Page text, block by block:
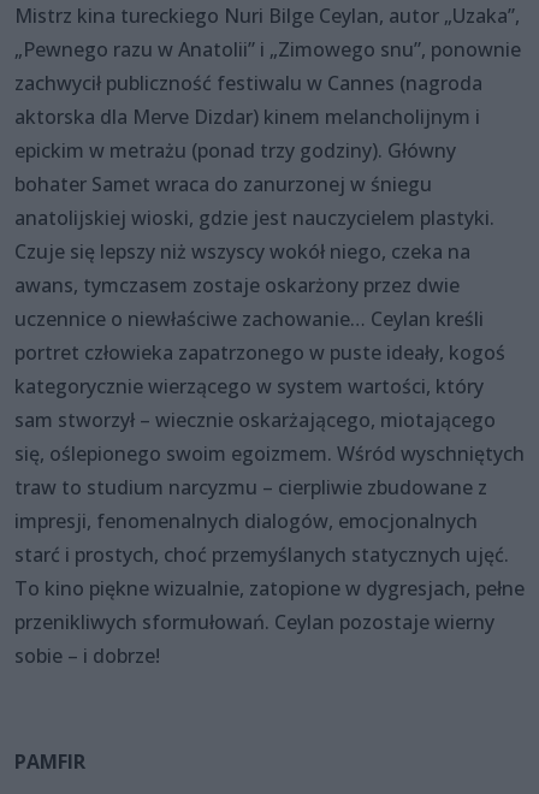
Mistrz kina tureckiego Nuri Bilge Ceylan, autor „Uzaka”,
„Pewnego razu w Anatolii” i „Zimowego snu”, ponownie
zachwycił publiczność festiwalu w Cannes (nagroda
aktorska dla Merve Dizdar) kinem melancholijnym i
epickim w metrażu (ponad trzy godziny). Główny
bohater Samet wraca do zanurzonej w śniegu
anatolijskiej wioski, gdzie jest nauczycielem plastyki.
Czuje się lepszy niż wszyscy wokół niego, czeka na
awans, tymczasem zostaje oskarżony przez dwie
uczennice o niewłaściwe zachowanie… Ceylan kreśli
portret człowieka zapatrzonego w puste ideały, kogoś
kategorycznie wierzącego w system wartości, który
sam stworzył – wiecznie oskarżającego, miotającego
się, oślepionego swoim egoizmem. Wśród wyschniętych
traw to studium narcyzmu – cierpliwie zbudowane z
impresji, fenomenalnych dialogów, emocjonalnych
starć i prostych, choć przemyślanych statycznych ujęć.
To kino piękne wizualnie, zatopione w dygresjach, pełne
przenikliwych sformułowań. Ceylan pozostaje wierny
sobie – i dobrze!
PAMFIR